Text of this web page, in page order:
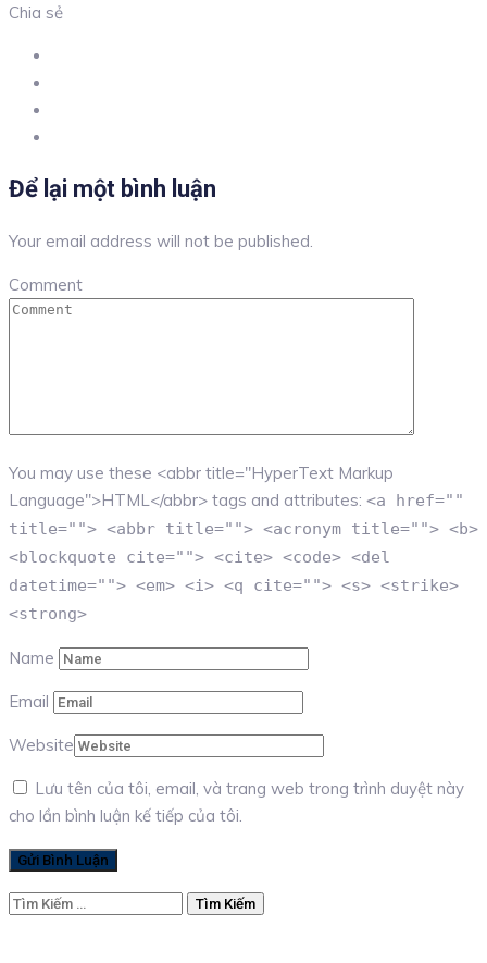
Chia sẻ
Để lại một bình luận
Your email address will not be published.
Comment
You may use these <abbr title="HyperText Markup
Language">HTML</abbr> tags and attributes: <a href=""
title=""> <abbr title=""> <acronym title=""> <b>
<blockquote cite=""> <cite> <code> <del
datetime=""> <em> <i> <q cite=""> <s> <strike>
<strong>
Name
Email
Website
Lưu tên của tôi, email, và trang web trong trình duyệt này
cho lần bình luận kế tiếp của tôi.
Tìm